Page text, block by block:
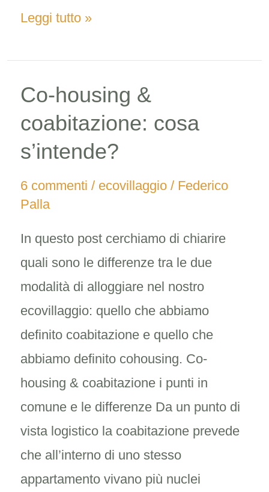
Leggi tutto »
Co-housing &
coabitazione: cosa
s’intende?
6 commenti / ecovillaggio/ Federico
Palla
In questo post cerchiamo di chiarire
quali sono le differenze tra le due
modalità di alloggiare nel nostro
ecovillaggio: quello che abbiamo
definito coabitazione e quello che
abbiamo definito cohousing. Co-
housing & coabitazione i punti in
comune e le differenze Da un punto di
vista logistico la coabitazione prevede
che all’interno di uno stesso
appartamento vivano più nuclei
Co-
housing
coabitazione:
cosa
s’intende?